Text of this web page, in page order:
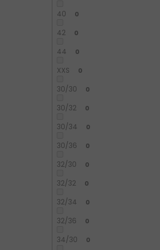
40 0
42 0
44 0
XXS 0
30/30 0
30/32 0
30/34 0
30/36 0
32/30 0
32/32 0
32/34 0
32/36 0
34/30 0